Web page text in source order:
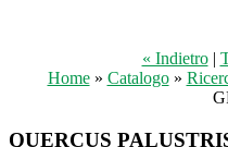
« Indietro|
Home» Catalogo»
QUERCUS